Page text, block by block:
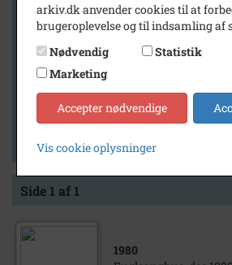
Generelt
Vis kun med billeder
Vis kun med filmklip
Vis kun med lydklip
Vis kun med kilder
Vis kun med geo-tag
Side 1 af 1
1980
arkiv.dk anvender cookies til at
brugeroplevelse og til indsamling af
Nødvendig
Statistik
Marketing
Accepter nødvendige
Vis cookie oplysninger